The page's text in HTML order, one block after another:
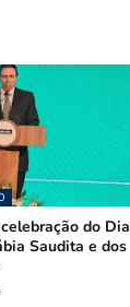
do Dia
Saudita e dos